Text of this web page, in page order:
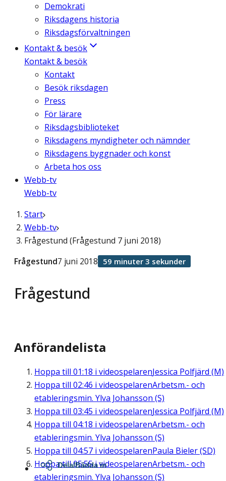
Demokrati
Riksdagens historia
Riksdagsförvaltningen
Kontakt & besök
Kontakt & besök
Kontakt
Besök riksdagen
Press
För lärare
Riksdagsbiblioteket
Riksdagens myndigheter och nämnder
Riksdagens byggnader och konst
Arbeta hos oss
Webb-tv
Webb-tv
Start
Webb-tv
Frågestund (Frågestund 7 juni 2018)
Frågestund
Frågestund7 juni 2018 59 minuter 3 sekunder
Anförandelista
Hoppa till 01:18 i videospelarenJessica Polfjärd (M)
Hoppa till 02:46 i videospelarenArbetsm.- och
etableringsmin. Ylva Johansson (S)
Hoppa till 03:45 i videospelarenJessica Polfjärd (M)
Hoppa till 04:18 i videospelarenArbetsm.- och
etableringsmin. Ylva Johansson (S)
Hoppa till 04:57 i videospelarenPaula Bieler (SD)
Hoppa till05:55i videospelarenArbetsm.- och
etableringsmin. Ylva Johansson (S)
Dela/Bädda in